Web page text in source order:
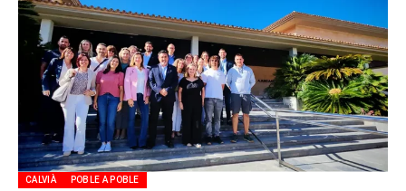
CALVIÀ POBLE A POBLE